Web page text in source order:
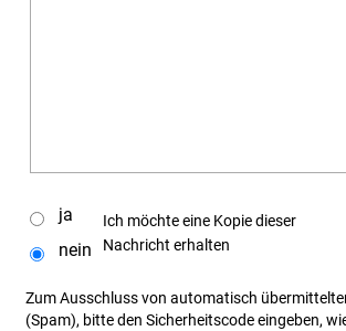
Ich möchte eine Kopie dieser
Nachricht erhalten
ja
nein
Zum Ausschluss von automatisch
(Spam), bitte den Sicherheitscode eingeben,